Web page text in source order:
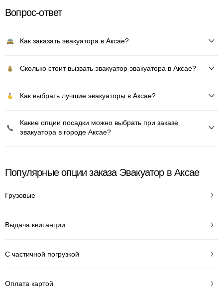
Вопрос-ответ
Как заказать эвакуатора в Аксае?
Сколько стоит вызвать эвакуатор эвакуатора в Аксае?
Как выбрать лучшие эвакуаторы в Аксае?
Какие опции посадки можно выбрать при заказе
эвакуатора в городе Аксае?
Популярные опции заказа Эвакуатор в Аксае
Грузовые
Выдача квитанции
С частичной погрузкой
Оплата картой